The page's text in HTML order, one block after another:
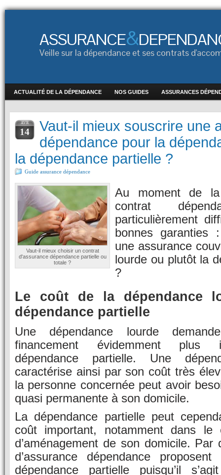
ASSURANCE&
Veille sur la dépendance et ses contrats
ACTUALITÉ DE LA DÉPENDANCE NOS GUIDES ASSURANCES
AVR
14
Vaut-il mieux souscrire une
dépendance pour la
la dépendance partielle ?
Guide assurance dépendance
Vaut-il mieux choisir un contrat
d'assurance dépendance partielle ou
totale ?
Au moment de la
contrat
particulièrement
bonnes garanties
une assurance
lourde ou plutôt la
?
Le coût de la dépendance
dépendance partielle
Une dépendance lourde
financement évidemment plus
dépendance partielle. Une
caractérise ainsi par son coût très
la personne concernée peut avoir
quasi permanente à son domicile.
La dépendance partielle peut
coût important, notamment dans le
d’aménagement de son domicile.
d’assurance dépendance
dépendance partielle puisqu’il